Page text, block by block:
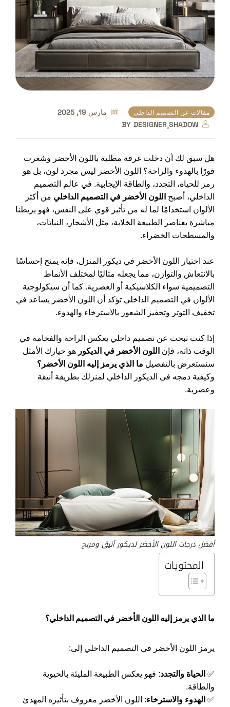
مقالات عن التصميم الداخلي
مارس 19, 2025
BY DESIGNER ٍSHADOW
هل سبق لك أن دخلت غرفة مطلية باللون الأخضر وشعرت
فورًا بالهدوء والراحة؟ اللون الأخضر ليس مجرد لون، بل هو
رمز للحياة، التجدد، والطاقة الإيجابية. في عالم التصميم
الداخلي، أصبح اللون الأخضر في التصميم الداخلي من أكثر
الألوان استخدامًا لما له من تأثير قوي على النفس، فهو يربطنا
مباشرة بعناصر الطبيعة الخلابة، مثل الأشجار، النباتات،
والمسطحات الخضراء.
عند اختيار اللون الأخضر في ديكور المنزل، فإنه يمنح إحساسًا
بالانتعاش والتوازن، مما يجعله مثاليًا لمختلف الأنماط
التصميمية سواء الكلاسيكية أو العصرية. كما أن سيكولوجية
الألوان في التصميم الداخلي تؤكد أن اللون الأخضر يساعد في
تخفيف التوتر وتحفيز الشعور بالاسترخاء والهدوء.
إذا كنت تبحث عن تصميم داخلي يعكس الراحة والفخامة في
الوقت ذاته، فإن اللون الأخضر في الديكور هو خيارك الأمثل
سنستعرض بالتفصيل ما الذي يرمز إليه اللون الأخضر؟
وكيفية دمجه في الديكور الداخلي لمنزلك بطريقة أنيقة
وعصرية.
أفضل درجات اللون الأخضر لديكور أنيق ومريح
المحتويات
ما الذي يرمز إليه اللون الأخضر في التصميم الداخلي؟
يرمز اللون الأخضر في التصميم الداخلي إلى:
✅ الحياة والتجدد: فهو يعكس الطبيعة المليئة بالحيوية
والطاقة.
✅ الهدوء والاسترخاء: اللون الأخضر معروف بتأثيره المهدئ